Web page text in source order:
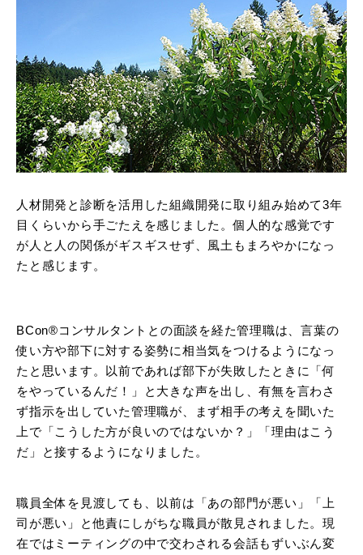
人材開発と診断を活用した組織開発に取り組み始めて3年
目くらいから手ごたえを感じました。個人的な感覚です
が人と人の関係がギスギスせず、風土もまろやかになっ
たと感じます。
BCon®コンサルタントとの面談を経た管理職は、言葉の
使い方や部下に対する姿勢に相当気をつけるようになっ
たと思います。以前であれば部下が失敗したときに「何
をやっているんだ！」と大きな声を出し、有無を言わさ
ず指示を出していた管理職が、まず相手の考えを聞いた
上で「こうした方が良いのではないか？」「理由はこう
だ」と接するようになりました。
職員全体を見渡しても、以前は「あの部門が悪い」「上
司が悪い」と他責にしがちな職員が散見されました。現
在ではミーティングの中で交わされる会話もずいぶん変